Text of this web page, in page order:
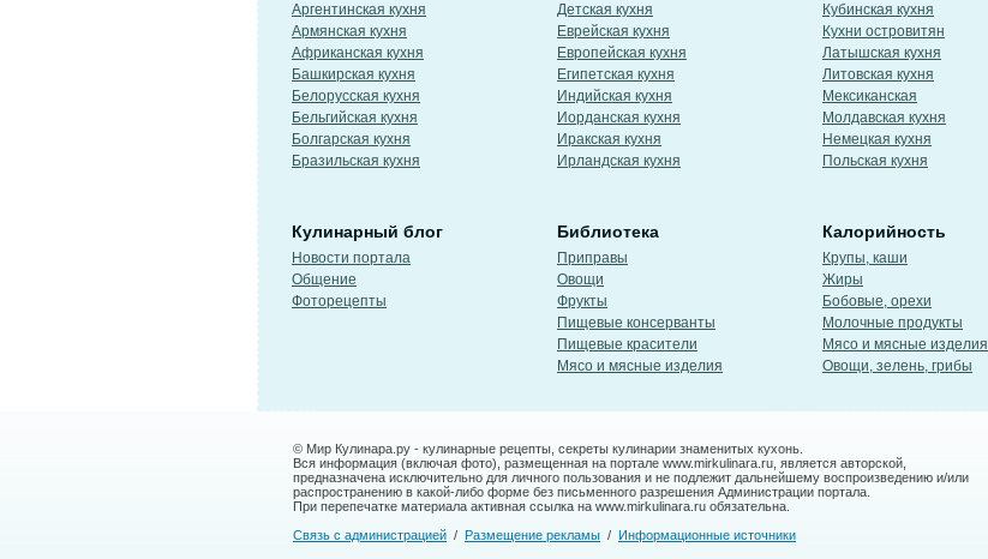
Аргентинская кухня
Армянская кухня
Африканская кухня
Башкирская кухня
Белорусская кухня
Бельгийская кухня
Болгарская кухня
Бразильская кухня
Детская кухня
Еврейская кухня
Европейская кухня
Египетская кухня
Индийская кухня
Иорданская кухня
Иракская кухня
Ирландская кухня
Кубинская кухня
Кухни островитян
Латышская кухня
Литовская кухня
Мексиканская
Молдавская кухня
Немецкая кухня
Польская кухня
Кулинарный блог
Новости портала
Общение
Фоторецепты
Библиотека
Приправы
Овощи
Фрукты
Пищевые консерванты
Пищевые красители
Мясо и мясные изделия
Калорийность
Крупы, каши
Жиры
Бобовые, орехи
Молочные продукты
Мясо и мясные изделия
Овощи, зелень, грибы
© Мир Кулинара.ру - кулинарные рецепты, секреты кулинарии знаменитых кухонь.
Вся информация (включая фото), размещенная на портале www.mirkulinara.ru, является авторской,
предназначена исключительно для личного пользования и не подлежит дальнейшему воспроизведению и/или
распространению в какой-либо форме без письменного разрешения Администрации портала.
При перепечатке материала активная ссылка на www.mirkulinara.ru обязательна.
Связь с администрацией / Размещение рекламы / Информационные источники